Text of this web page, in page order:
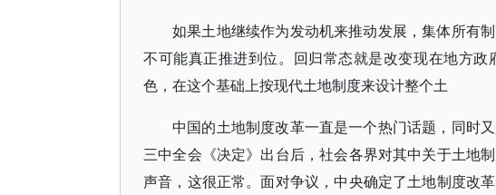
如果土地继续作为发动机来推动发展，集体所有
不可能真正推进到位。回归常态就是改变现在地方
色，在这个基础上按现代土地制度来设计整个土
中国的土地制度改革一直是一个热门话题，同时
三中全会《决定》出台后，社会各界对其中关于土地
声音，这很正常。面对争议，中央确定了土地制度改